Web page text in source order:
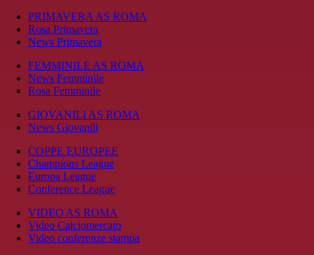
PRIMAVERA AS ROMA
Rosa Primavera
News Primavera
FEMMINILE AS ROMA
News Femminile
Rosa Femminile
GIOVANILI AS ROMA
News Giovanili
COPPE EUROPEE
Champions League
Europa League
Conference League
VIDEO AS ROMA
Video Calciomercato
Video conferenze stampa